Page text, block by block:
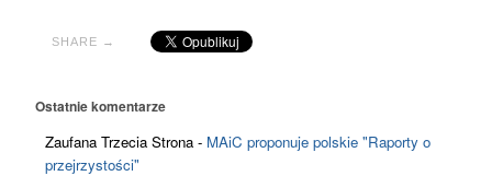
SHARE →
Ostatnie komentarze
Zaufana Trzecia Strona - MAiC proponuje polskie "Raporty o
przejrzystości"